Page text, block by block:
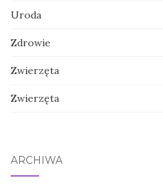
Uroda
Zdrowie
Zwierzęta
Zwierzęta
ARCHIWA